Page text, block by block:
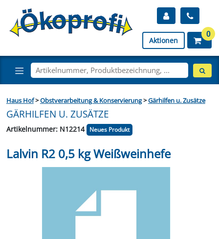
Aktionen
0
Haus Hof>Obstverarbeitung & Konservierung>Gärhilfen u. Zusätze
GÄRHILFEN U. ZUSÄTZE
Artikelnummer: N12214 Neues Produkt
Lalvin R2 0,5 kg Weißweinhefe